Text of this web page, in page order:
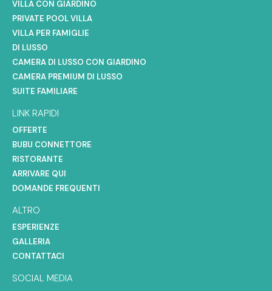
VILLA CON GIARDINO
PRIVATE POOL VILLA
VILLA PER FAMIGLIE
DI LUSSO
CAMERA DI LUSSO CON GIARDINO
CAMERA PREMIUM DI LUSSO
SUITE FAMILIARE
LINK RAPIDI
OFFERTE
BUBU CONNETTORE
RISTORANTE
ARRIVARE QUI
DOMANDE FREQUENTI
ALTRO
ESPERIENZE
GALLERIA
CONTATTACI
SOCIAL MEDIA